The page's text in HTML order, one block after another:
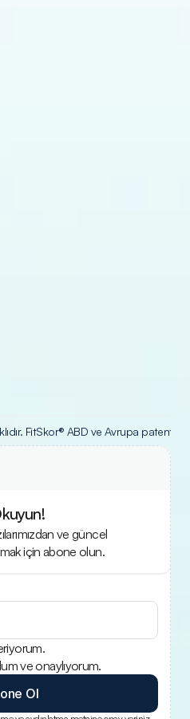
FitSkor® ABD ve Avrupa patent
ve güncel
için abone olun.
ve onaylıyorum.
Ol